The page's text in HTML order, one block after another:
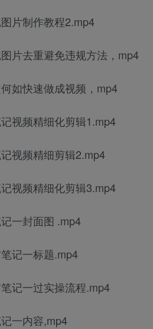
片制作教程2.mp4
片去重避免违规方法，mp4
如快速做成视频，mp4
视频精细化剪辑1.mp4
视频精细剪辑2.mp4
视频精细化剪辑3.mp4
一封面图 .mp4
记一标题.mp4
记一过实操流程.mp4
一内容,mp4